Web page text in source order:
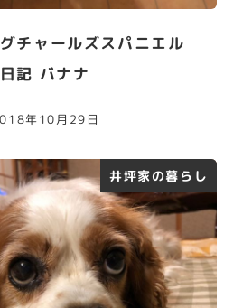
チャールズスパニエル
記 バナナ
年10月29日
井坪家の暮らし